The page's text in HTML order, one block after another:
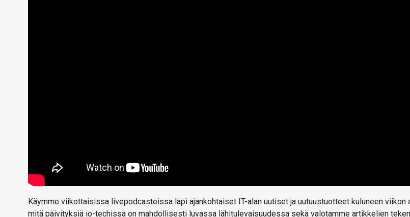
Käymme viikottaisissa livepodcasteissa läpi ajankohtaiset IT-alan uutiset ja uutuustuotteet kuluneen viikon
mitä päivityksiä io-techissä on mahdollisesti luvassa lähitulevaisuudessa sekä valotamme artikkelien